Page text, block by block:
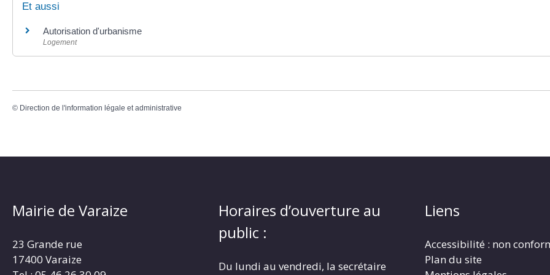
Et aussi
Autorisation d'urbanisme
Logement
© Direction de l'information légale et administrative
Mairie de Varaize
23 Grande rue
17400 Varaize
Horaires d’ouverture au
public :
Du lundi au vendredi, la secrétaire
Liens
Accessibilité : non
Plan du site